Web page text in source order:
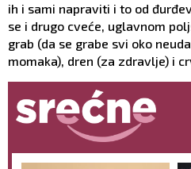
ih i sami napraviti i to od
se i drugo cveće, uglavnom
grab (da se grabe svi oko
momaka), dren (za zdravlje) i